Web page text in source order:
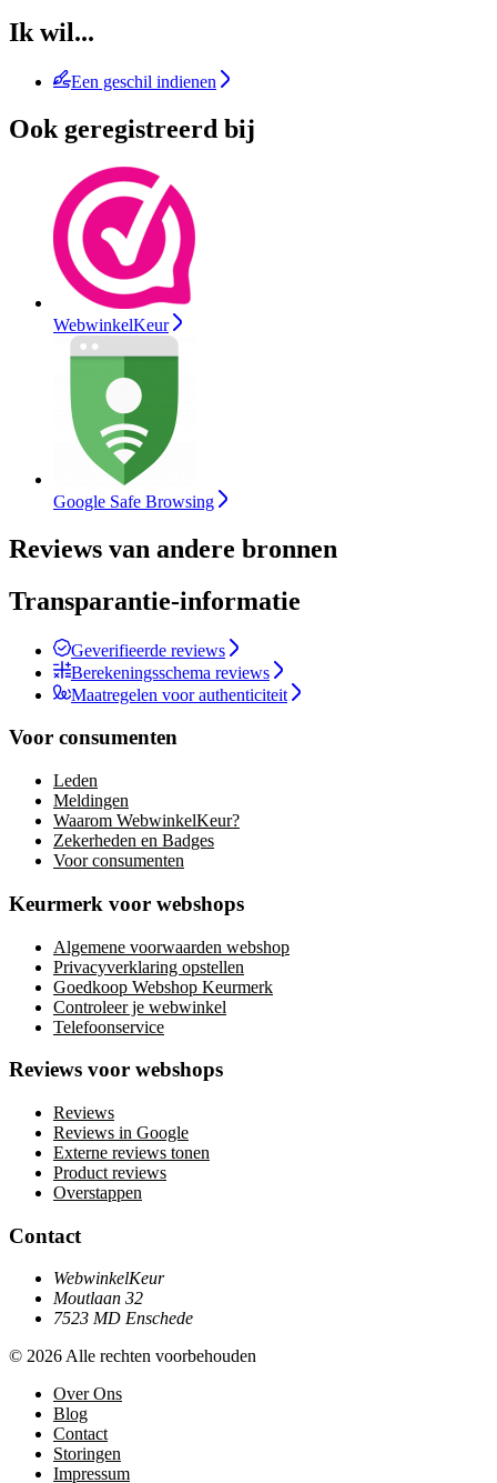
Ik wil...
Een geschil indienen
Ook geregistreerd bij
WebwinkelKeur
Google Safe Browsing
Reviews van andere bronnen
Transparantie-informatie
Geverifieerde reviews
Berekeningsschema reviews
Maatregelen voor authenticiteit
Voor consumenten
Leden
Meldingen
Waarom WebwinkelKeur?
Zekerheden en Badges
Voor consumenten
Keurmerk voor webshops
Algemene voorwaarden webshop
Privacyverklaring opstellen
Goedkoop Webshop Keurmerk
Controleer je webwinkel
Telefoonservice
Reviews voor webshops
Reviews
Reviews in Google
Externe reviews tonen
Product reviews
Overstappen
Contact
WebwinkelKeur
Moutlaan 32
7523 MD Enschede
© 2026 Alle rechten voorbehouden
Over Ons
Blog
Contact
Storingen
Impressum